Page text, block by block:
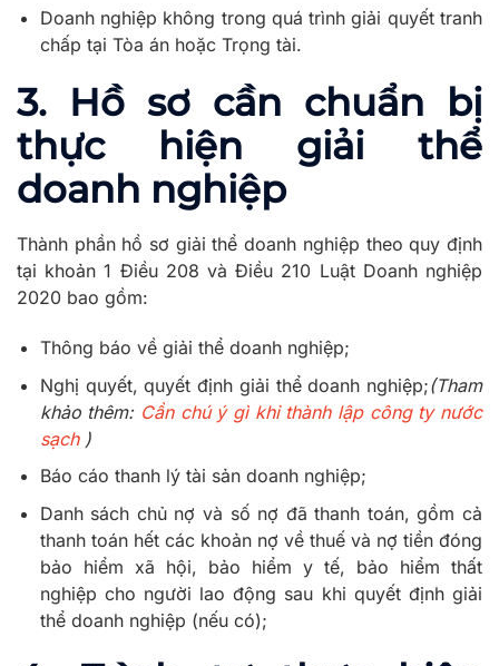
Doanh nghiệp không trong quá trình giải quyết tranh
chấp tại Tòa án hoặc Trọng tài.
3. Hồ sơ cần chuẩn bị
thực hiện giải thể
doanh nghiệp
Thành phần hồ sơ giải thể doanh nghiệp theo quy định
tại khoản 1 Điều 208 và Điều 210 Luật Doanh nghiệp
2020 bao gồm:
Thông báo về giải thể doanh nghiệp;
Nghị quyết, quyết định giải thể doanh nghiệp;(Tham
khảo thêm: Cần chú ý gì khi thành lập công ty nước
sạch)
Báo cáo thanh lý tài sản doanh nghiệp;
Danh sách chủ nợ và số nợ đã thanh toán, gồm cả
thanh toán hết các khoản nợ về thuế và nợ tiền đóng
bảo hiểm xã hội, bảo hiểm y tế, bảo hiểm thất
nghiệp cho người lao động sau khi quyết định giải
thể doanh nghiệp (nếu có);